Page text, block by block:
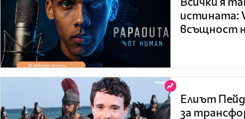
истината:
всъщност
Елиът
за